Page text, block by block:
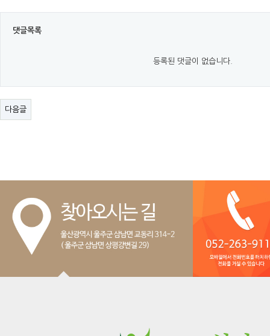
댓글목록
등록된 댓글이 없습니다.
다음글